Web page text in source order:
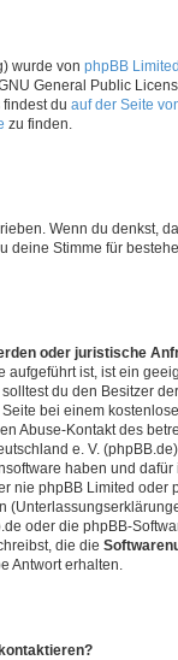
wurde von phpBB
General Public
du auf der Seite
zu finden.
Wenn du denkst,
deine Stimme für
oder juristische
aufgeführt ist, ist ein
du den Besitzer
bei einem
Abuse-Kontakt des
e. V.
haben und
nie phpBB Limited oder
oder die phpBB-
die die
Antwort erhalten.